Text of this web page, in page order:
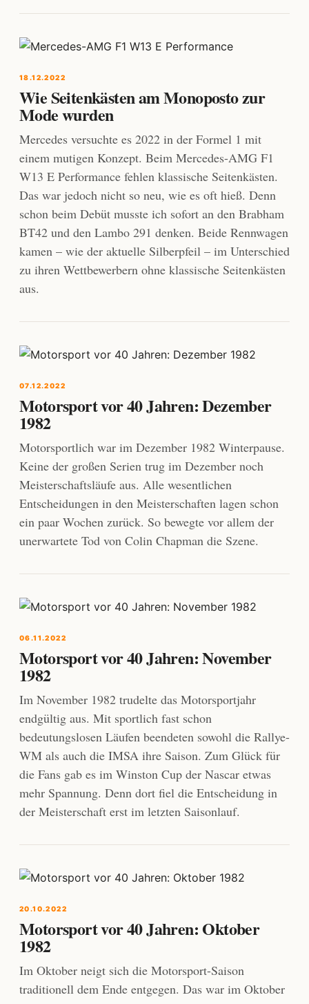
18.12.2022
Wie Seitenkästen am Monoposto zur
Mode wurden
Mercedes versuchte es 2022 in der Formel 1 mit
einem mutigen Konzept. Beim Mercedes-AMG F1
W13 E Performance fehlen klassische Seitenkästen.
Das war jedoch nicht so neu, wie es oft hieß. Denn
schon beim Debüt musste ich sofort an den Brabham
BT42 und den Lambo 291 denken. Beide Rennwagen
kamen – wie der aktuelle Silberpfeil – im Unterschied
zu ihren Wettbewerbern ohne klassische Seitenkästen
aus.
07.12.2022
Motorsport vor 40 Jahren: Dezember
1982
Motorsportlich war im Dezember 1982 Winterpause.
Keine der großen Serien trug im Dezember noch
Meisterschaftsläufe aus. Alle wesentlichen
Entscheidungen in den Meisterschaften lagen schon
ein paar Wochen zurück. So bewegte vor allem der
unerwartete Tod von Colin Chapman die Szene.
06.11.2022
Motorsport vor 40 Jahren: November
1982
Im November 1982 trudelte das Motorsportjahr
endgültig aus. Mit sportlich fast schon
bedeutungslosen Läufen beendeten sowohl die Rallye-
WM als auch die IMSA ihre Saison. Zum Glück für
die Fans gab es im Winston Cup der Nascar etwas
mehr Spannung. Denn dort fiel die Entscheidung in
der Meisterschaft erst im letzten Saisonlauf.
20.10.2022
Motorsport vor 40 Jahren: Oktober
1982
Im Oktober neigt sich die Motorsport-Saison
traditionell dem Ende entgegen. Das war im Oktober